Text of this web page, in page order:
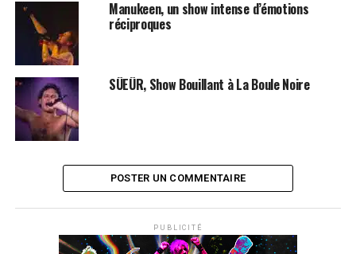
LES ALBUMS DE SAEZ
Manukeen, un show intense d’émotions
réciproques
SÜEÜR, Show Bouillant à La Boule Noire
POSTER UN COMMENTAIRE
PUBLICITÉ